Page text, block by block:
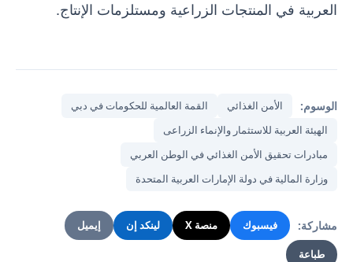
العربية في المنتجات الزراعية ومستلزمات الإنتاج.
الوسوم: الأمن الغذائي
القمة العالمية للحكومات في دبي
الهيئة العربية للاستثمار والإنماء الزراعى
مبادرات تحقيق الأمن الغذائي في الوطن العربي
وزارة المالية في دولة الإمارات العربية المتحدة
مشاركة: فيسبوك منصة X لينكد إن إيميل
طباعة